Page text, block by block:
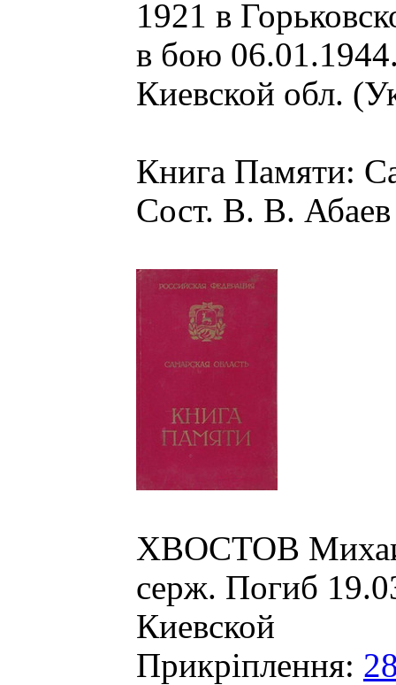
1921 в
в бою
Киевской обл.
Книга Памяти:
Сост. В. В.
ХВОСТОВ
серж. Погиб
Киевской
Прикріплення: